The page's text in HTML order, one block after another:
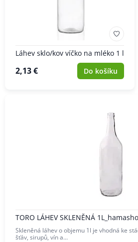
Láhev sklo/kov víčko na mléko 1 l
2,13 € Do košíku
TORO LÁHEV SKLENĚNÁ
Skleněná láhev o objemu 1l je vhodná ke
šťáv, sirupů, vín a…